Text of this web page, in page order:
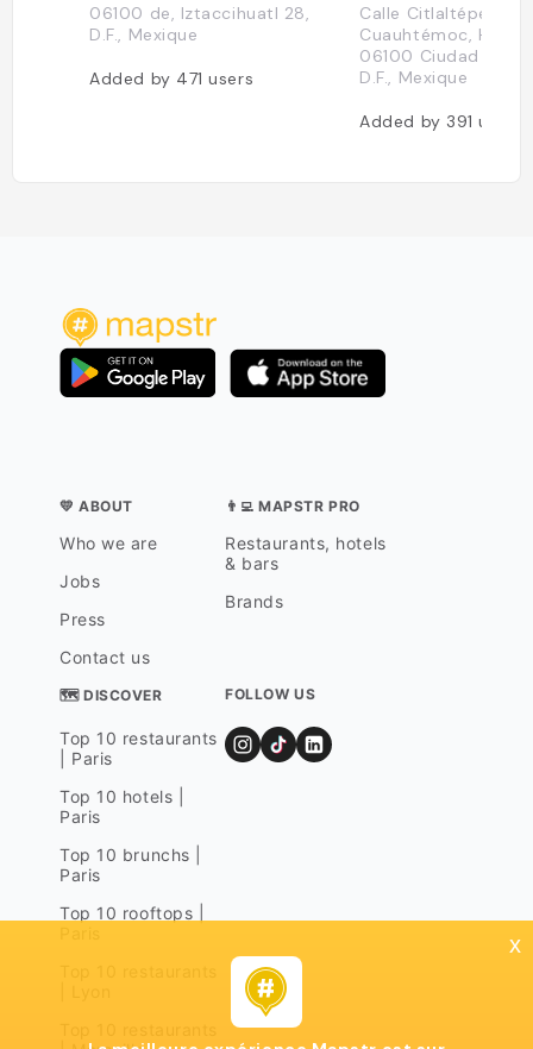
06100 de, Iztaccihuatl 28,
D.F., Mexique
Added by 471users
Calle Citlaltépetl
Cuauhtémoc,
06100 Ciudad de
D.F., Mexique
Added by 391users
💛 ABOUT
Who we are
Jobs
Press
Contact us
👨‍💻 MAPSTR PRO
Restaurants, hotels
& bars
Brands
🗺 DISCOVER
Top 10 restaurants
| Paris
Top 10 hotels |
Paris
Top 10 brunchs |
Paris
Top 10 rooftops |
FOLLOW US
x